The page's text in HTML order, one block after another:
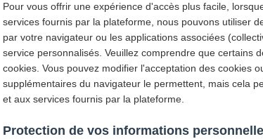
Pour vous offrir une expérience d'accès plus facile,
services fournis par la plateforme, nous pouvons utiliser
par votre navigateur ou les applications associées
service personnalisés. Veuillez comprendre que
cookies. Vous pouvez modifier l'acceptation des cookies
supplémentaires du navigateur le permettent, mais cela
et aux services fournis par la plateforme.
Protection de vos informations